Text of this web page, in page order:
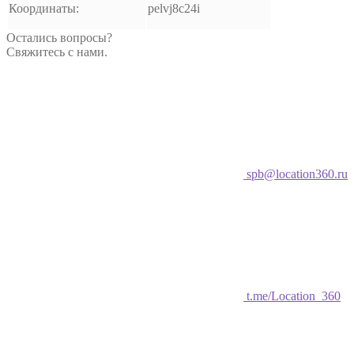
Координаты: pelvj8c24i
Остались вопросы?
Свяжитесь с нами.
spb@location360.ru
t.me/Location_360